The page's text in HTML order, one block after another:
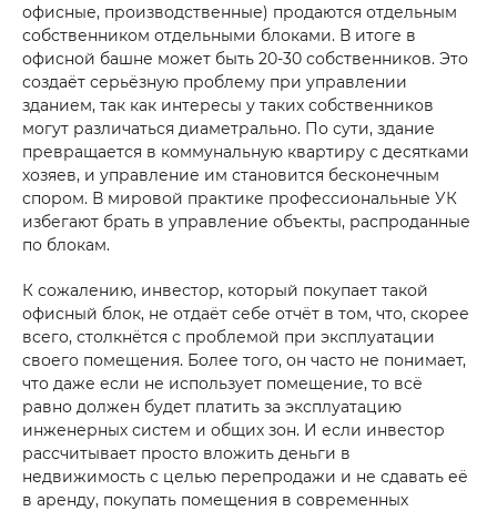
офисные, производственные) продаются отдельным
собственником отдельными блоками. В итоге в
офисной башне может быть 20-30 собственников. Это
создаёт серьёзную проблему при управлении
зданием, так как интересы у таких собственников
могут различаться диаметрально. По сути, здание
превращается в коммунальную квартиру с десятками
хозяев, и управление им становится бесконечным
спором. В мировой практике профессиональные УК
избегают брать в управление объекты, распроданные
по блокам.
К сожалению, инвестор, который покупает такой
офисный блок, не отдаёт себе отчёт в том, что, скорее
всего, столкнётся с проблемой при эксплуатации
своего помещения. Более того, он часто не понимает,
что даже если не использует помещение, то всё
равно должен будет платить за эксплуатацию
инженерных систем и общих зон. И если инвестор
рассчитывает просто вложить деньги в
недвижимость с целью перепродажи и не сдавать её
в аренду, покупать помещения в современных